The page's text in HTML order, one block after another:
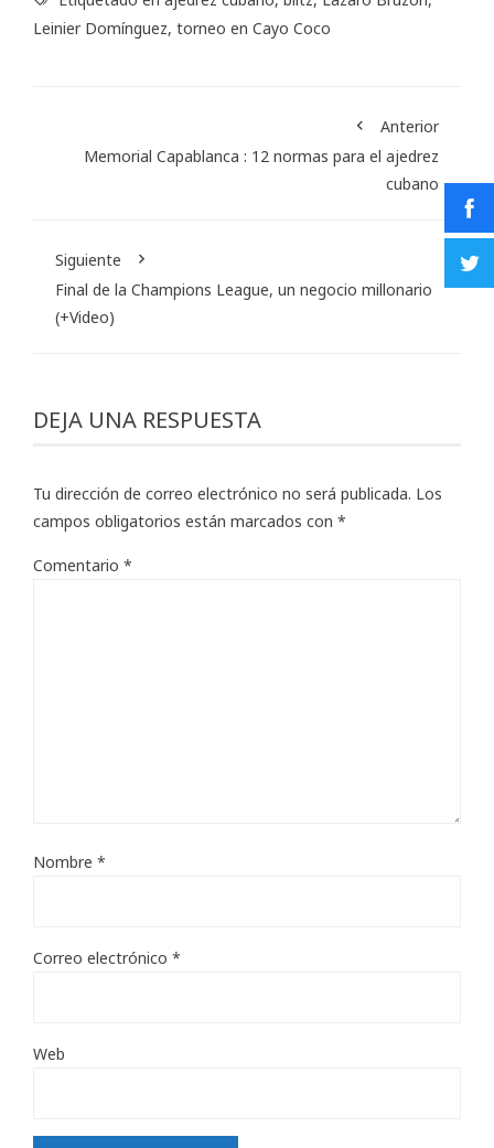
Leinier Domínguez, torneo en Cayo Coco
Anterior
Memorial Capablanca : 12 normas para el ajedrez
cubano
Siguiente
Final de la Champions League, un negocio millonario
(+Video)
DEJA UNA RESPUESTA
Tu dirección de correo electrónico no será publicada. Los
campos obligatorios están marcados con *
Comentario *
Nombre *
Correo electrónico *
Web